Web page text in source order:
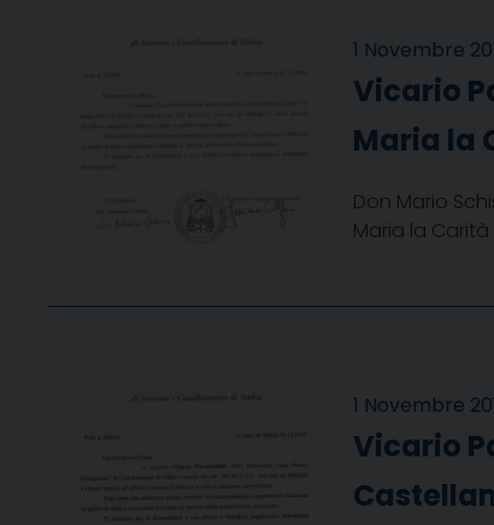
1 Novembre
Vicario
Maria la
Don Mario
Maria la
1 Novembre
Vicario